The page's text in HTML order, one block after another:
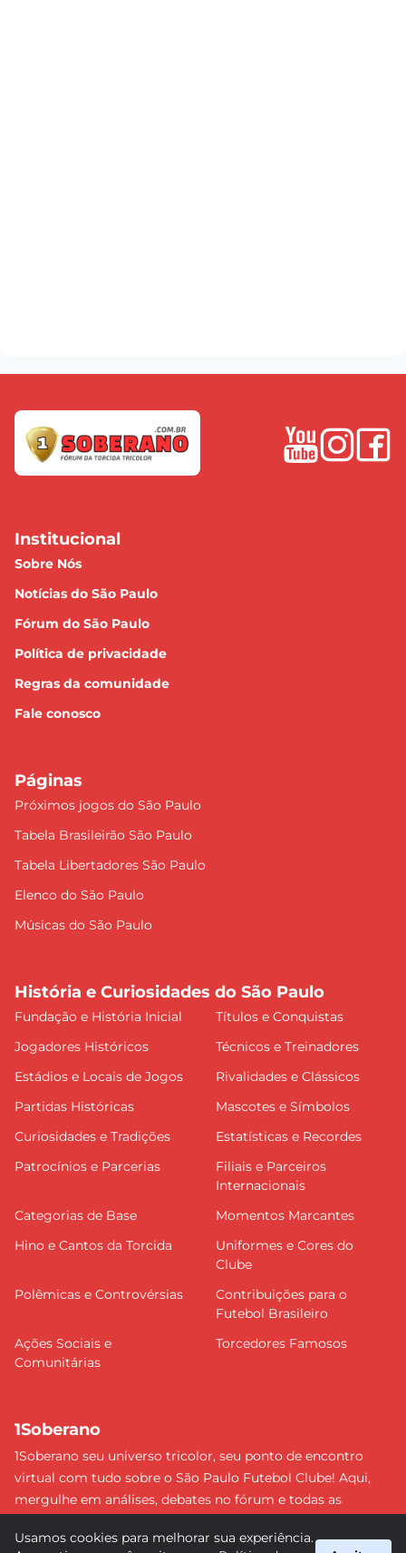
Institucional
Sobre Nós
Notícias do São Paulo
Fórum do São Paulo
Política de privacidade
Regras da comunidade
Fale conosco
Páginas
Próximos jogos do São Paulo
Tabela Brasileirão São Paulo
Tabela Libertadores São Paulo
Elenco do São Paulo
Músicas do São Paulo
História e Curiosidades do São Paulo
Fundação e História Inicial
Títulos e Conquistas
Jogadores Históricos
Técnicos e Treinadores
Estádios e Locais de Jogos
Rivalidades e Clássicos
Partidas Históricas
Mascotes e Símbolos
Curiosidades e Tradições
Estatísticas e Recordes
Patrocínios e Parcerias
Filiais e Parceiros
Internacionais
Categorias de Base
Momentos Marcantes
Hino e Cantos da Torcida
Uniformes e Cores do
Clube
Polêmicas e Controvérsias
Contribuições para o
Futebol Brasileiro
Ações Sociais e
Comunitárias
Torcedores Famosos
1Soberano
1Soberano seu universo tricolor, seu ponto de encontro
virtual com tudo sobre o São Paulo Futebol Clube! Aqui,
mergulhe em análises, debates no fórum e todas as
detalhe e faça parte dessa comunidade apaixonada pelo
Usamos cookies para melhorar sua experiência.